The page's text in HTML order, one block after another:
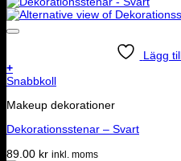
Lägg
+
Snabbkoll
Makeup dekorationer
Dekorationsstenar – Svart
89.00 kr inkl. moms